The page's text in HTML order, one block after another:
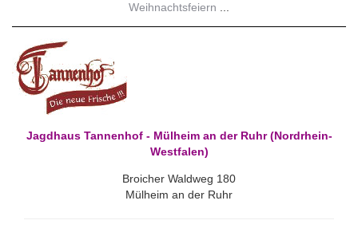
Weihnachtsfeiern
Jagdhaus Tannenhof - Mülheim an der Ruhr (Nordrhein-
Westfalen)
Broicher Waldweg 180
Mülheim an der Ruhr